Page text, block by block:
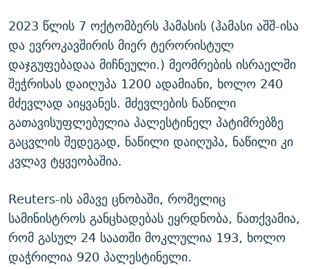
2023 წლის 7 ოქტომბერს ჰამასის (ჰამასი აშშ-ისა
და ევროკავშირის მიერ ტერორისტულ
დაჯგუფებადაა მიჩნეული.) მეომრების ისრაელში
შეჭრისას დაიღუპა 1200 ადამიანი, ხოლო 240
მძევლად აიყვანეს. მძევლების ნაწილი
გათავისუფლებულია პალესტინელ პატიმრებზე
გაცვლის შედეგად, ნაწილი დაიღუპა, ნაწილი კი
კვლავ ტყვეობაშია.
Reuters-ის ამავე ცნობაში, რომელიც
სამინისტროს განცხადებას ეყრდნობა, ნათქვამია,
რომ გასულ 24 საათში მოკლულია 193, ხოლო
დაჭრილია 920 პალესტინელი.